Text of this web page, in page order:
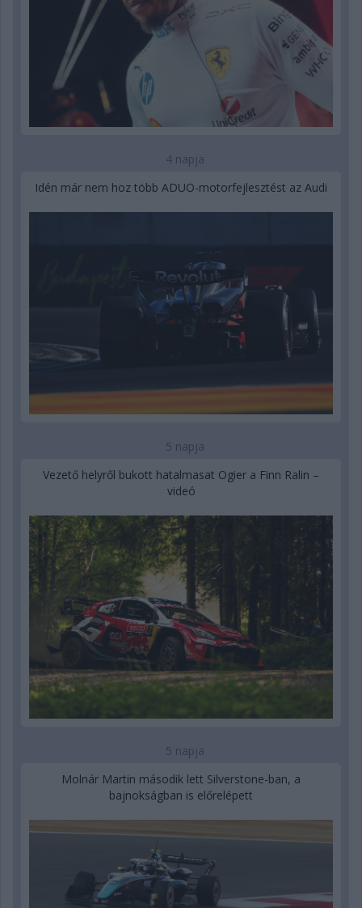
4 napja
Idén már nem hoz több ADUO-motorfejlesztést az Audi
5 napja
Vezető helyről bukott hatalmasat Ogier a Finn Ralin –
videó
5 napja
Molnár Martin második lett Silverstone-ban, a
bajnokságban is előrelépett